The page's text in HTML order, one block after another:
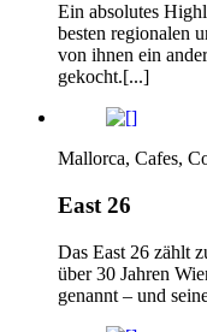
Ein absolutes
besten regionalen
von ihnen ein
gekocht.[...]
Mallorca, Cafes,
East 26
Das East 26 zählt
über 30 Jahren
genannt – und